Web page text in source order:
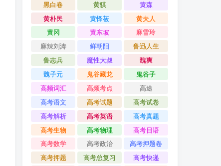
黑白卷
黄骐
黄森
黄朴民
黄怿莜
黄夫人
黄冈
黄东坡
麻雪玲
麻辣刘涛
鲜朝阳
鲁迅人生
鲁志兵
魔性大叔
魏爽
魏子元
鬼谷藏龙
鬼谷子
高频词汇
高频考点
高途
高考语文
高考试题
高考试卷
高考解析
高考英语
高考真题
高考生物
高考物理
高考日语
高考数学
高考政治
高考押题卷
高考押题
高考总复习
高考快递